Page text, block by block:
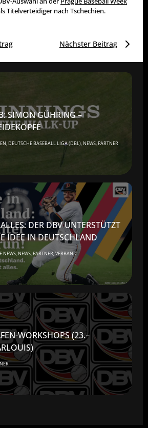
Titelverteidiger nach Tschechien.
Nächster Beitrag
SIMON GÜHRING –
,DEUTSCHE BASEBALL LIGA (DBL),NEWS,PARTNER
DER DBV UNTERSTÜTZT
IDEE IN DEUTSCHLAND
NEWS,NEWS,PARTNER,VERBAND
WORKSHOPS (23.–